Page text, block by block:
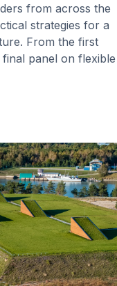
from across the
strategies for a
From the first
panel on flexible